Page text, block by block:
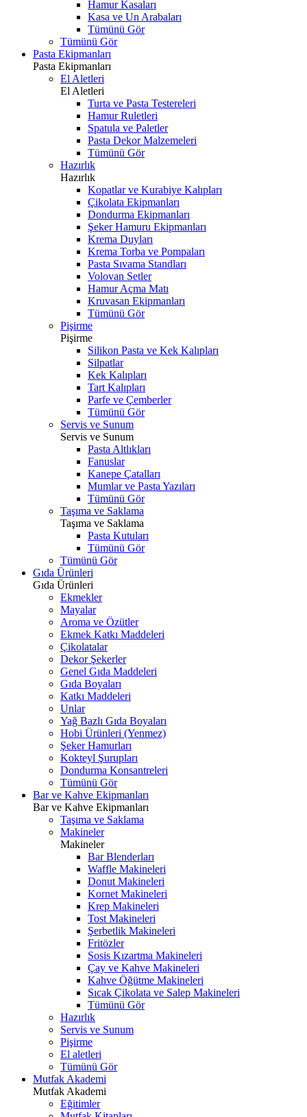
Hamur Kasaları
Kasa ve Un Arabaları
Tümünü Gör
Tümünü Gör
Pasta Ekipmanları
Pasta Ekipmanları
El Aletleri
El Aletleri
Turta ve Pasta Testereleri
Hamur Ruletleri
Spatula ve Paletler
Pasta Dekor Malzemeleri
Tümünü Gör
Hazırlık
Hazırlık
Kopatlar ve Kurabiye Kalıpları
Çikolata Ekipmanları
Dondurma Ekipmanları
Şeker Hamuru Ekipmanları
Krema Duyları
Krema Torba ve Pompaları
Pasta Sıvama Standları
Volovan Setler
Hamur Açma Matı
Kruvasan Ekipmanları
Tümünü Gör
Pişirme
Pişirme
Silikon Pasta ve Kek Kalıpları
Silpatlar
Kek Kalıpları
Tart Kalıpları
Parfe ve Çemberler
Tümünü Gör
Servis ve Sunum
Servis ve Sunum
Pasta Altlıkları
Fanuslar
Kanepe Çatalları
Mumlar ve Pasta Yazıları
Tümünü Gör
Taşıma ve Saklama
Taşıma ve Saklama
Pasta Kutuları
Tümünü Gör
Tümünü Gör
Gıda Ürünleri
Gıda Ürünleri
Ekmekler
Mayalar
Aroma ve Özütler
Ekmek Katkı Maddeleri
Çikolatalar
Dekor Şekerler
Genel Gıda Maddeleri
Gıda Boyaları
Katkı Maddeleri
Unlar
Yağ Bazlı Gıda Boyaları
Hobi Ürünleri (Yenmez)
Şeker Hamurları
Kokteyl Şurupları
Dondurma Konsantreleri
Tümünü Gör
Bar ve Kahve Ekipmanları
Bar ve Kahve Ekipmanları
Taşıma ve Saklama
Makineler
Makineler
Bar Blenderları
Waffle Makineleri
Donut Makineleri
Kornet Makineleri
Krep Makineleri
Tost Makineleri
Şerbetlik Makineleri
Fritözler
Sosis Kızartma Makineleri
Çay ve Kahve Makineleri
Kahve Öğütme Makineleri
Sıcak Çikolata ve Salep Makineleri
Tümünü Gör
Hazırlık
Servis ve Sunum
Pişirme
El aletleri
Tümünü Gör
Mutfak Akademi
Mutfak Akademi
Eğitimler